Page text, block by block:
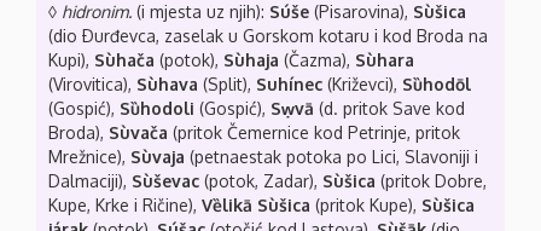
◊ hidronim. (i mjesta uz njih): Súše (Pisarovina), Sùšica
(dio Ðurđevca, zaselak u Gorskom kotaru i kod Broda na
Kupi), Sùhača (potok), Sùhaja (Čazma), Sùhara
(Virovitica), Sùhava (Split), Suhínec (Križevci), Sȕhodōl
(Gospić), Sȕhodoli (Gospić), Sẉvā (d. pritok Save kod
Broda), Sùvača (pritok Čemernice kod Petrinje, pritok
Mrežnice), Sùvaja (petnaestak potoka po Lici, Slavoniji i
Dalmaciji), Sùševac (potok, Zadar), Sùšica (pritok Dobre,
Kupe, Krke i Ričine), Vȅlikā Sùšica (pritok Kupe), Sùšica